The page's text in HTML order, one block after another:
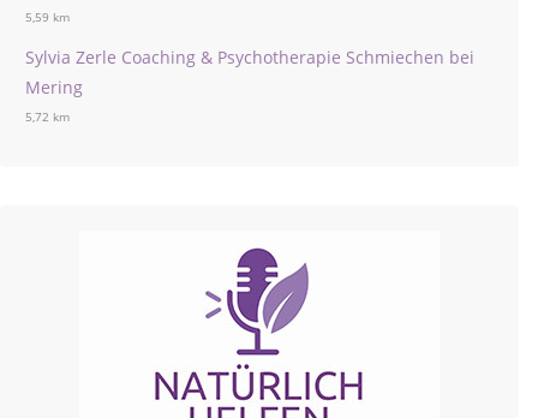
5,59 km
Sylvia Zerle Coaching & Psychotherapie Schmiechen bei
Mering
5,72 km